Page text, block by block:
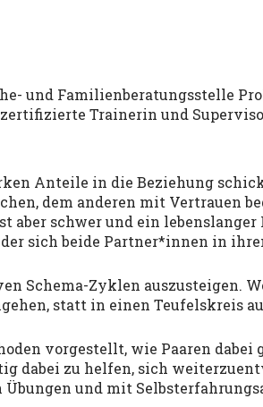
und Familienberatungsstelle
zertifizierte Trainerin und
Anteile in die Beziehung
dem anderen mit Vertrauen
aber schwer und ein lebenslanger
sich beide Partner*innen in
Schema-Zyklen auszusteigen.
statt in einen Teufelskreis
vorgestellt, wie Paaren dabei
dabei zu helfen, sich
und mit